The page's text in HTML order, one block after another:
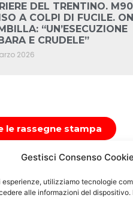
Gestisci Consenso Cookie
esperienze, utilizziamo tecnologie
alle informazioni del dispositivo.
DEL TRENTINO. M90
A COLPI DI FUCILE.
“UN’ESECUZIONE
E CRUDELE”
2026
le rassegne stampa